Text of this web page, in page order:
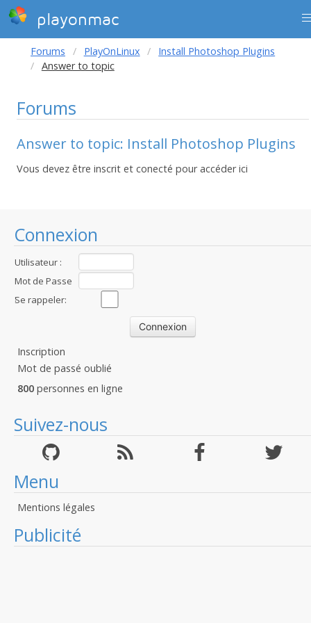
playonmac
Connexion
Utilisateur :
Mot de Passe
:Se rappeler:
Inscription
Mot de passé oublié
800 personnes en ligne
Suivez-nous
Menu
Mentions légales
Publicité
Forums PlayOnLinux
Install Photoshop Plugins
Answer to topic
Forums
Answer to topic: Install Photoshop Plugins
Vous devez être inscrit et conecté pour accéder ici